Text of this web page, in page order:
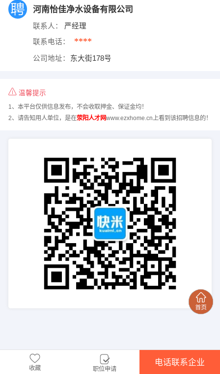
河南怡佳净水设备有限公司
联系人： 严经理
联系电话： ****
公司地址： 东大街178号
温馨提示
1、本平台仅供信息发布，不会收取押金、保证金均！
2、请告知用人单位，是在荥阳人才网www.ezxhome.cn上看到该招聘信息的！
收藏 职位申请
电话联系企业